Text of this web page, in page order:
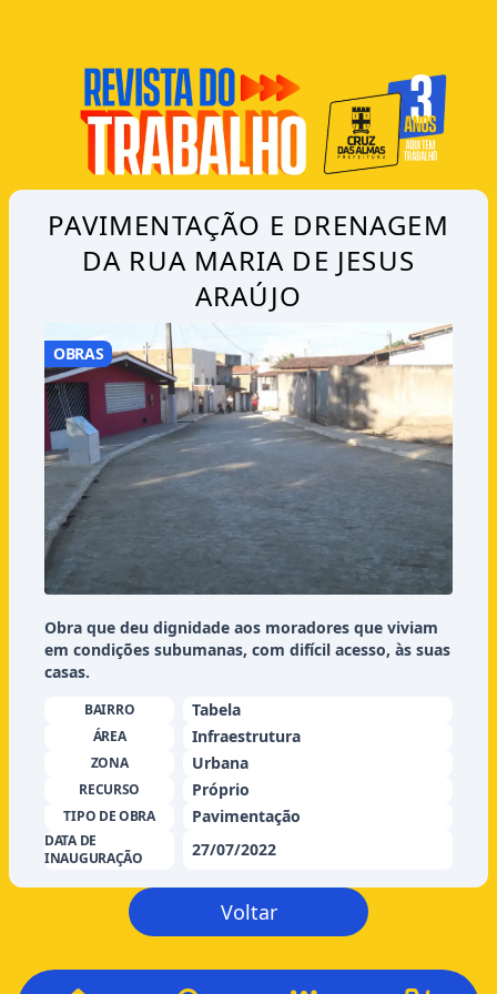
PAVIMENTAÇÃO E DRENAGEM
DA RUA MARIA DE JESUS
ARAÚJO
OBRAS
Obra que deu dignidade aos moradores que viviam
em condições subumanas, com difícil acesso, às suas
casas.
BAIRRO Tabela
ÁREA Infraestrutura
ZONA Urbana
RECURSO Próprio
TIPO DE OBRA Pavimentação
DATA DE
INAUGURAÇÃO
27/07/2022
Voltar